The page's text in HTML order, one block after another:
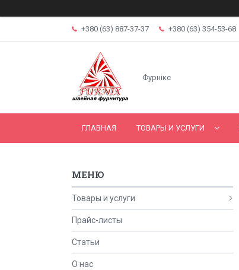
+380 (63) 887-37-37 +380 (63) 354-53-68
Фурнікс
ГЛАВНАЯ ТОВАРЫ И УСЛУГИ
Товары и услуги
Прайс-листы
Статьи
О нас